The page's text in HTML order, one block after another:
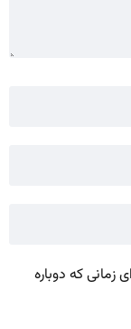
زمانی که دوباره